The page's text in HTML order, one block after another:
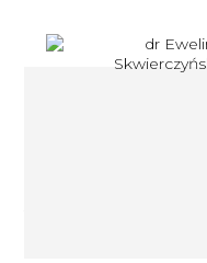
Doradca podatkowy
Licencjonowany doradca
nauk prawnych w
specjalizacji prawo
ES Kancelarii doradztwa
współzałożyciel i partner w